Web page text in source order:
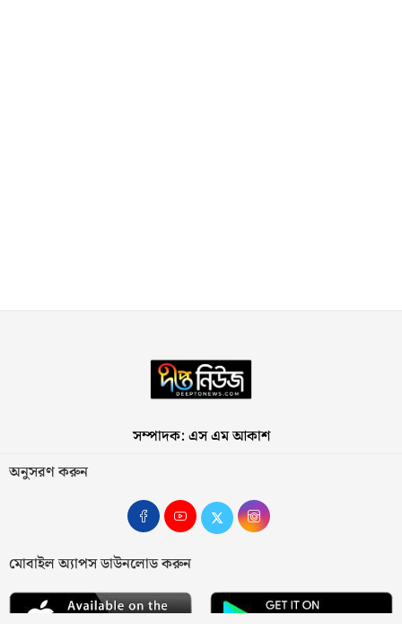
সম্পাদক: এস এম আকাশ
অনুসরণ করুন
মোবাইল অ্যাপস ডাউনলোড করুন